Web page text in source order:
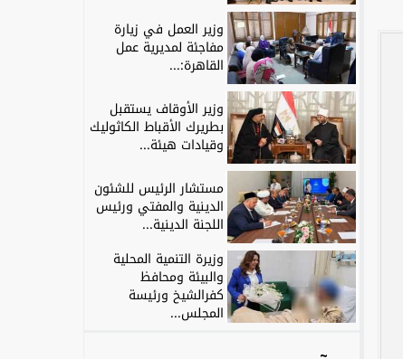
وزير العمل في زيارة
مفاجئة لمديرية عمل
القاهرة:...
وزير الأوقاف يستقبل
بطريرك الأقباط الكاثوليك
وقيادات هيئة...
مستشار الرئيس للشئون
الدينية والمفتي ورئيس
اللجنة الدينية...
وزيرة التنمية المحلية
والبيئة ومحافظ
كفرالشيخ ورئيسة
المجلس...